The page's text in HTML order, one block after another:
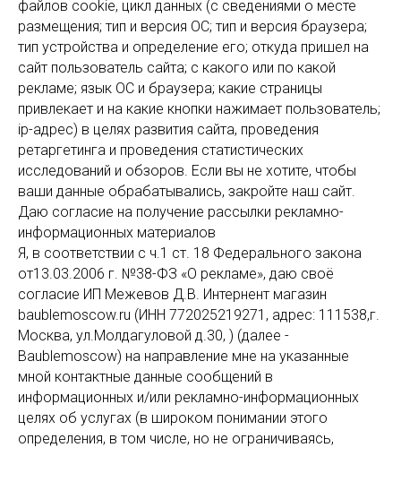
файлов cookie, цикл данных (с сведениями о месте
размещения; тип и версия ОС; тип и версия браузера;
тип устройства и определение его; откуда пришел на
сайт пользователь сайта; с какого или по какой
рекламе; язык ОС и браузера; какие страницы
привлекает и на какие кнопки нажимает пользователь;
ip-адрес) в целях развития сайта, проведения
ретаргетинга и проведения статистических
исследований и обзоров. Если вы не хотите, чтобы
ваши данные обрабатывались, закройте наш сайт.
Даю согласие на получение рассылки рекламно-
информационных материалов
Я, в соответствии с ч.1 ст. 18 Федерального закона
от13.03.2006 г. №38-ФЗ «О рекламе», даю своё
согласие ИП Межевов Д.В. Интернент магазин
baublemoscow.ru (ИНН 772025219271, адрес: 111538,г.
Москва, ул.Молдагуловой д.30, ) (далее -
Baublemoscow) на направление мне на указанные
мной контактные данные сообщений в
информационных и/или рекламно-информационных
целях об услугах (в широком понимании этого
определения, в том числе, но не ограничиваясь,